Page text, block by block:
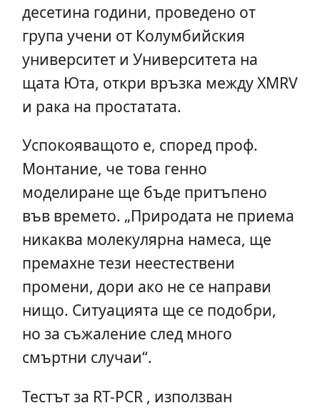
десетина години, проведено от
група учени от Колумбийския
университет и Университета на
щата Юта, откри връзка между XMRV
и рака на простатата.
Успокояващото е, според проф.
Монтание, че това генно
моделиране ще бъде притъпено
във времето. „Природата не приема
никаква молекулярна намеса, ще
премахне тези неестествени
промени, дори ако не се направи
нищо. Ситуацията ще се подобри,
но за съжаление след много
смъртни случаи“.
Тестът за RT-PCR , използван